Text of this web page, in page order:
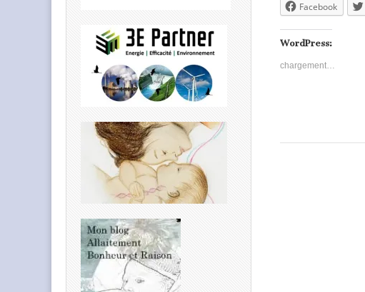
Facebook
WordPress:
chargement…